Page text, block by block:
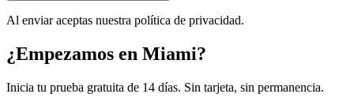
Al enviar aceptas nuestra política de privacidad.
¿Empezamos en Miami?
Inicia tu prueba gratuita de 14 días. Sin tarjeta, sin permanencia.